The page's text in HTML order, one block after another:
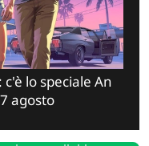
lo speciale An
agosto